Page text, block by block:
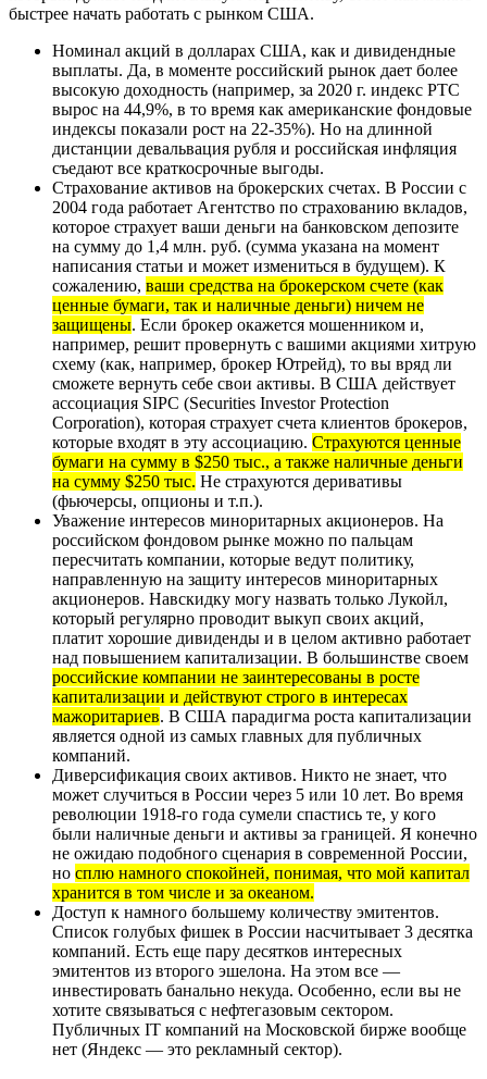
быстрее начать работать с рынком США.
Номинал акций в долларах США, как и дивидендные
выплаты. Да, в моменте российский рынок дает более
высокую доходность (например, за 2020 г. индекс РТС
вырос на 44,9%, в то время как американские фондовые
индексы показали рост на 22-35%). Но на длинной
дистанции девальвация рубля и российская инфляция
съедают все краткосрочные выгоды.
Страхование активов на брокерских счетах. В России с
2004 года работает Агентство по страхованию вкладов,
которое страхует ваши деньги на банковском депозите
на сумму до 1,4 млн. руб. (сумма указана на момент
написания статьи и может измениться в будущем). К
сожалению, ваши средства на брокерском счете (как
ценные бумаги, так и наличные деньги) ничем не
защищены. Если брокер окажется мошенником и,
например, решит провернуть с вашими акциями хитрую
схему (как, например, брокер Ютрейд), то вы вряд ли
сможете вернуть себе свои активы. В США действует
ассоциация SIPC (Securities Investor Protection
Corporation), которая страхует счета клиентов брокеров,
которые входят в эту ассоциацию. Страхуются ценные
бумаги на сумму в $250 тыс., а также наличные деньги
на сумму $250 тыс. Не страхуются деривативы
(фьючерсы, опционы и т.п.).
Уважение интересов миноритарных акционеров. На
российском фондовом рынке можно по пальцам
пересчитать компании, которые ведут политику,
направленную на защиту интересов миноритарных
акционеров. Навскидку могу назвать только Лукойл,
который регулярно проводит выкуп своих акций,
платит хорошие дивиденды и в целом активно работает
над повышением капитализации. В большинстве своем
российские компании не заинтересованы в росте
капитализации и действуют строго в интересах
мажоритариев. В США парадигма роста капитализации
является одной из самых главных для публичных
компаний.
Диверсификация своих активов. Никто не знает, что
может случиться в России через 5 или 10 лет. Во время
революции 1918-го года сумели спастись те, у кого
были наличные деньги и активы за границей. Я конечно
не ожидаю подобного сценария в современной России,
но сплю намного спокойней, понимая, что мой капитал
хранится в том числе и за океаном.
Доступ к намного большему количеству эмитентов.
Список голубых фишек в России насчитывает 3 десятка
компаний. Есть еще пару десятков интересных
эмитентов из второго эшелона. На этом все —
инвестировать банально некуда. Особенно, если вы не
хотите связываться с нефтегазовым сектором.
Публичных IT компаний на Московской бирже вообще
нет (Яндекс — это рекламный сектор).